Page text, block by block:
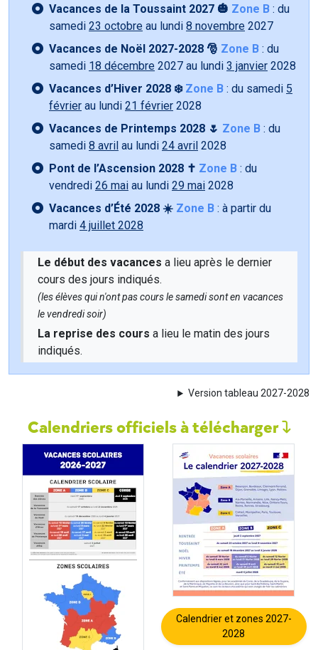
Vacances de la Toussaint 2027 🎃 Zone B : du
samedi 23 octobre au lundi 8 novembre 2027
Vacances de Noël 2027-2028 🎅 Zone B : du
samedi 18 décembre 2027 au lundi 3 janvier 2028
Vacances d’Hiver 2028 ❄️ Zone B : du samedi 5
février au lundi 21 février 2028
Vacances de Printemps 2028 🌷 Zone B : du
samedi 8 avril au lundi 24 avril 2028
Pont de l’Ascension 2028 ✝️ Zone B : du
vendredi 26 mai au lundi 29 mai 2028
Vacances d’Été 2028 ☀️ Zone B : à partir du
mardi 4 juillet 2028
Le début des vacances a lieu après le dernier
cours des jours indiqués.
(les élèves qui n'ont pas cours le samedi sont en vacances
le vendredi soir)
La reprise des cours a lieu le matin des jours
indiqués.
Version tableau 2027-2028
Calendriers officiels à télécharger
Calendrier et zones 2027-
2028